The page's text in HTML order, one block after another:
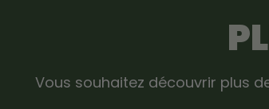
Vous souhaitez découvrir plus